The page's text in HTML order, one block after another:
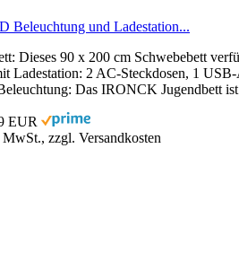
und Ladestation...
Dieses 90 x 200 cm Schwebebett
Ladestation: 2 AC-Steckdosen, 1
Das IRONCK Jugendbett
EUR
zzgl. Versandkosten